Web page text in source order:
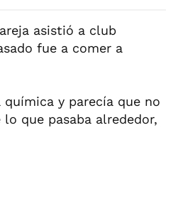
asistió a club
fue a comer a
y parecía que no
que pasaba alrededor,